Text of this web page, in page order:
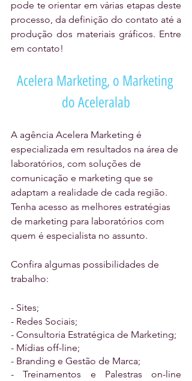
pode te orientar em várias etapas deste
processo, da definição do contato até a
produção dos materiais gráficos. Entre
em contato!
Acelera Marketing, o Marketing
do Aceleralab
A agência Acelera Marketing é
especializada em resultados na área de
laboratórios, com soluções de
comunicação e marketing que se
adaptam a realidade de cada região.
Tenha acesso as melhores estratégias
de marketing para laboratórios com
quem é especialista no assunto.
Confira algumas possibilidades de
trabalho:
- Sites;
- Redes Sociais;
- Consultoria Estratégica de Marketing;
- Mídias off-line;
- Branding e Gestão de Marca;
- Treinamentos e Palestras on-line